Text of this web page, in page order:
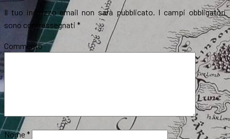
Il tuo indirizzo email non sarà pubblicato. I campi obbligatori
sono contrassegnati *
Commento*
Nome*